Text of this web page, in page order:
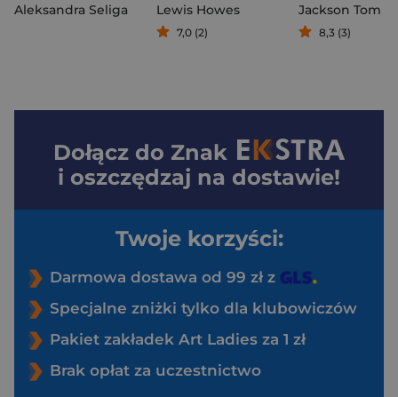
Aleksandra Seliga
Lewis Howes
7,0 (2)
Jackson Tom
8,3 (3)
Dołącz do Znak
i oszczędzaj na dostawie!
Twoje korzyści:
Darmowa dostawa od 99 zł z
Specjalne zniżki tylko dla klubowiczów
Pakiet zakładek Art Ladies za 1 zł
Brak opłat za uczestnictwo